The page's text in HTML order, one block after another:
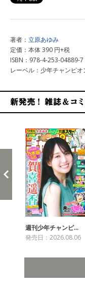
著者： 立原あゆみ
定価：本体 390 円+税
ISBN：978-4-253-04889-7
レーベル：少年チャンピオ
週刊少年チャンピ…
発売日：2026.08.06